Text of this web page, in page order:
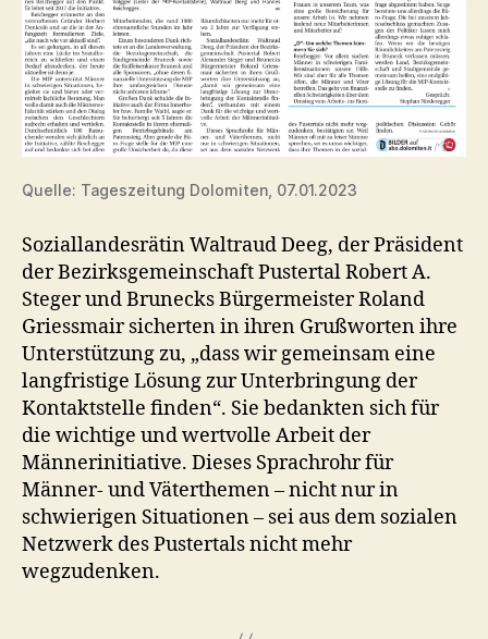
Quelle: Tageszeitung Dolomiten, 07.01.2023
Soziallandesrätin Waltraud Deeg, der Präsident
der Bezirksgemeinschaft Pustertal Robert A.
Steger und Brunecks Bürgermeister Roland
Griessmair sicherten in ihren Grußworten ihre
Unterstützung zu, „dass wir gemeinsam eine
langfristige Lösung zur Unterbringung der
Kontaktstelle finden“. Sie bedankten sich für
die wichtige und wertvolle Arbeit der
Männerinitiative. Dieses Sprachrohr für
Männer- und Väterthemen – nicht nur in
schwierigen Situationen – sei aus dem sozialen
Netzwerk des Pustertals nicht mehr
wegzudenken.